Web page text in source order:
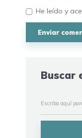
He leído y
Buscar